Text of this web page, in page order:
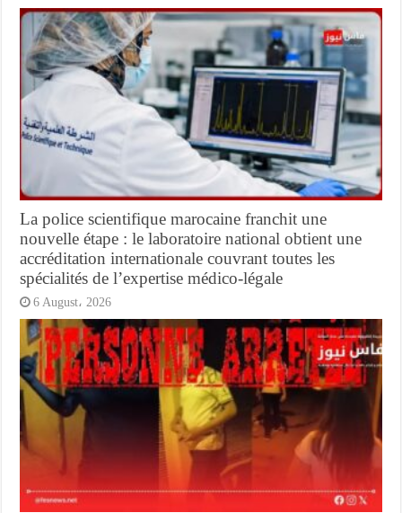
La police scientifique marocaine franchit une
nouvelle étape : le laboratoire national obtient une
accréditation internationale couvrant toutes les
spécialités de l’expertise médico-légale
6 August، 2026